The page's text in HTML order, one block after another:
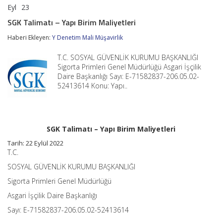
Eyl 23
–
Birim
için
SGK Talimatı – Yapı Birim Maliyetleri
Haberi Ekleyen: Y Denetim Mali Müşavirlik
T.C. SOSYAL GÜVENLİK KURUMU BAŞKANLIĞI
Sigorta Primleri Genel Müdürlüğü Asgari İşçilik
Daire Başkanlığı Sayı: E-71582837-206.05.02-
52413614 Konu: Yapı..
SGK Talimatı – Yapı Birim Maliyetleri
Tarih: 22 Eylül 2022
T.C.
SOSYAL GÜVENLİK KURUMU BAŞKANLIĞI
Sigorta Primleri Genel Müdürlüğü
Asgari İşçilik Daire Başkanlığı
Sayı: E-71582837-206.05.02-52413614